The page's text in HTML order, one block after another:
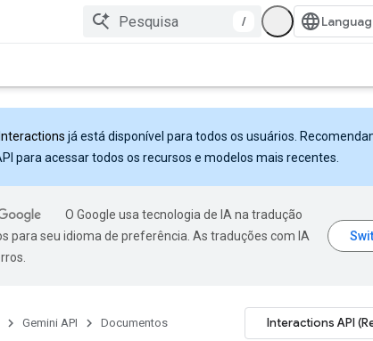
/
já está disponível para todos os usuários.
para acessar todos os recursos e modelos mais recentes.
O Google usa tecnologia de IA na tradução
para seu idioma de preferência. As traduções com IA
Gemini API Documentos Interactions API